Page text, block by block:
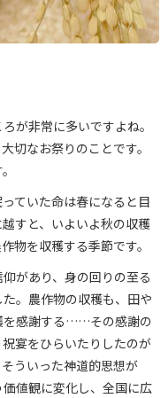
が非常に多いですよね。
切なお祭りのことです。
ていた命は春になると目
すと、いよいよ秋の収穫
物を収穫する季節です。
があり、身の回りの至る
。農作物の収穫も、田や
を感謝する……その感謝の
宴をひらいたりしたのが
ういった神道的思想が
価値観に変化し、全国に広